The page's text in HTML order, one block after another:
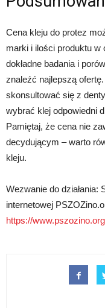
Cena kleju do protez
marki i ilości produktu w
dokładne badania i
znaleźć najlepszą
skonsultować się z
wybrać klej odpowiedni
Pamiętaj, że cena nie
decydującym – warto
kleju.
Wezwanie do działania:
internetowej
https://